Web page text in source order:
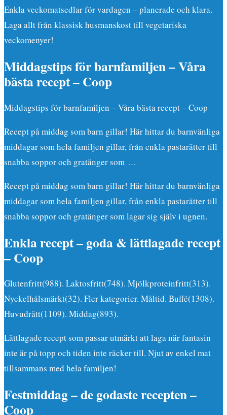
Enkla veckomatsedlar för vardagen – planerade och klara.
Laga allt från klassisk husmanskost till vegetariska
veckomenyer!
Middagstips för barnfamiljen – Våra
bästa recept – Coop
Middagstips för barnfamiljen – Våra bästa recept – Coop
Recept på middag som barn gillar! Här hittar du barnvänliga
middagar som hela familjen gillar, från enkla pastarätter till
snabba soppor och gratänger som …
Recept på middag som barn gillar! Här hittar du barnvänliga
middagar som hela familjen gillar, från enkla pastarätter till
snabba soppor och gratänger som lagar sig själv i ugnen.
Enkla recept – goda & lättlagade recept
– Coop
Glutenfritt(988). Laktosfritt(748). Mjölkproteinfritt(313).
Nyckelhålsmärkt(32). Fler kategorier. Måltid. Buffé(1308).
Huvudrätt(1109). Middag(893).
Lättlagade recept som passar utmärkt att laga när fantasin
inte är på topp och tiden inte räcker till. Njut av enkel mat
tillsammans med hela familjen!
Festmiddag – de godaste recepten –
Coop